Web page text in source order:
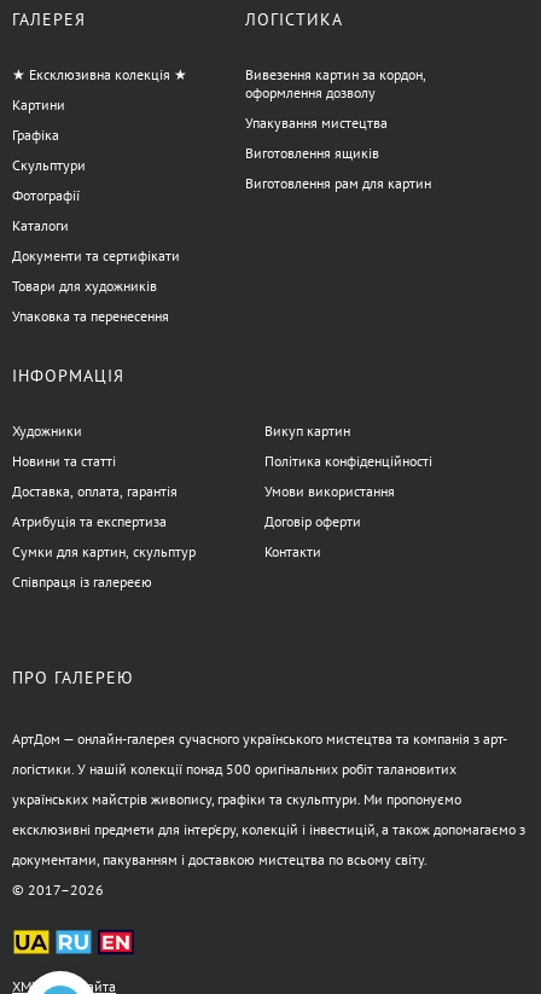
ГАЛЕРЕЯ
★ Ексклюзивна колекція ★
Картини
Графіка
Скульптури
Фотографії
Каталоги
Документи та сертифікати
Товари для художників
Упаковка та перенесення
ЛОГІСТИКА
Вивезення картин за кордон,
оформлення дозволу
Упакування мистецтва
Виготовлення ящиків
Виготовлення рам для картин
ІНФОРМАЦІЯ
Художники
Новини та статті
Доставка, оплата, гарантія
Атрибуція та експертиза
Сумки для картин, скульптур
Співпраця із галереєю
Викуп картин
Політика конфіденційності
Умови використання
Договір оферти
Контакти
ПРО ГАЛЕРЕЮ
АртДом — онлайн-галерея сучасного українського мистецтва та компанія з арт-
логістики. У нашій колекції понад 500 оригінальних робіт талановитих
українських майстрів живопису, графіки та скульптури. Ми пропонуємо
ексклюзивні предмети для інтер’єру, колекцій і інвестицій, а також допомагаємо з
документами, пакуванням і доставкою мистецтва по всьому світу.
© 2017–2026
XML-карта сайта